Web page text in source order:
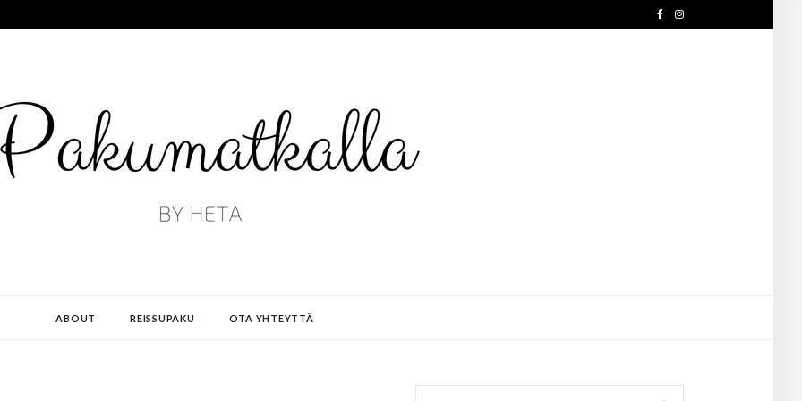
ABOUT REISSUPAKU OTA YHTEYTTÄ